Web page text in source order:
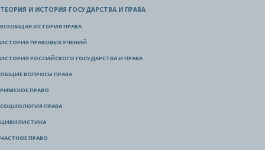
ТЕОРИЯ И ИСТОРИЯ ГОСУДАРСТВА И ПРАВА
ВСЕОБЩАЯ ИСТОРИЯ ПРАВА
ИСТОРИЯ ПРАВОВЫХ УЧЕНИЙ
ИСТОРИЯ РОССИЙСКОГО ГОСУДАРСТВА И ПРАВА
ОБЩИЕ ВОПРОСЫ ПРАВА
РИМСКОЕ ПРАВО
СОЦИОЛОГИЯ ПРАВА
ЦИВИЛИСТИКА
ЧАСТНОЕ ПРАВО